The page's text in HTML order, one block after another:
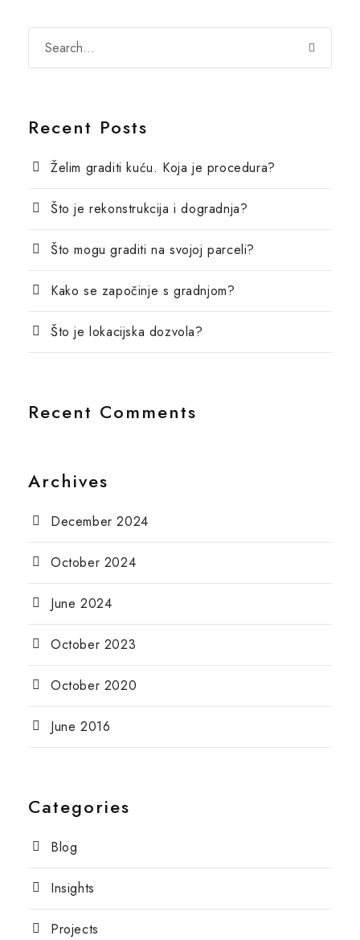
Recent Posts
Želim graditi kuću. Koja je procedura?
Što je rekonstrukcija i dogradnja?
Što mogu graditi na svojoj parceli?
Kako se započinje s gradnjom?
Što je lokacijska dozvola?
Recent Comments
Archives
December 2024
October 2024
June 2024
October 2023
October 2020
June 2016
Categories
Blog
Insights
Projects